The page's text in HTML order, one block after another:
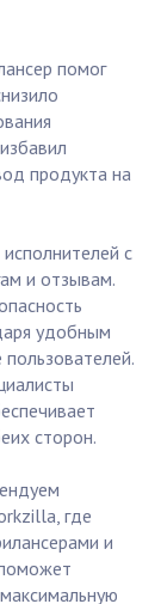
помог
продукта на
с
и отзывам.
удобным
сторон.
где
и